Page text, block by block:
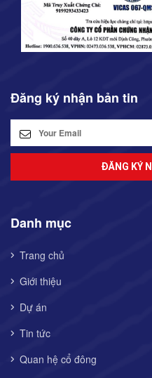
Đăng ký nhận bản tin
Danh mục
Trang chủ
Giới thiệu
Dự án
Tin tức
Quan hệ cổ đông